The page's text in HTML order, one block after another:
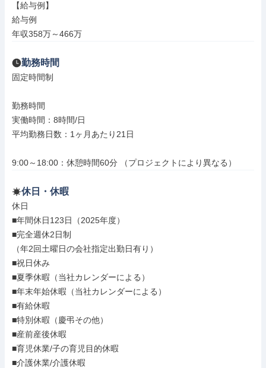
【給与例】
給与例
年収358万～466万
勤務時間
固定時間制
勤務時間
実働時間：8時間/日
平均勤務日数：1ヶ月あたり21日
9:00～18:00：休憩時間60分 （プロジェクトにより異なる）
休日・休暇
休日
■年間休日123日（2025年度）
■完全週休2日制
（年2回土曜日の会社指定出勤日有り）
■祝日休み
■夏季休暇（当社カレンダーによる）
■年末年始休暇（当社カレンダーによる）
■有給休暇
■特別休暇（慶弔その他）
■産前産後休暇
■育児休業/子の育児目的休暇
■介護休業/介護休暇